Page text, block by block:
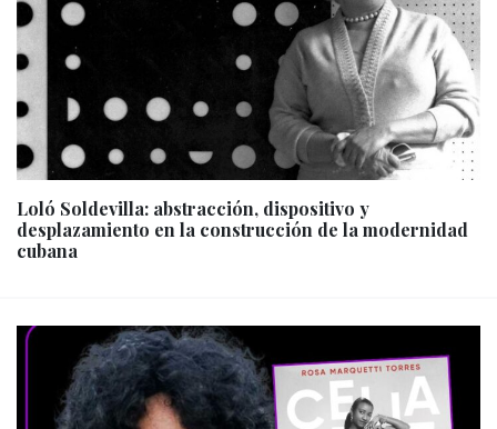
Loló Soldevilla: abstracción, dispositivo y
desplazamiento en la construcción de la modernidad
cubana